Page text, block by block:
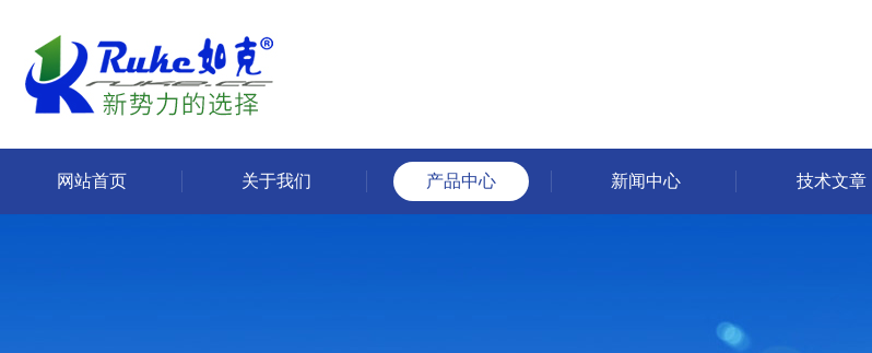
网站首页 关于我们 产品中心 新闻中心 技术文章